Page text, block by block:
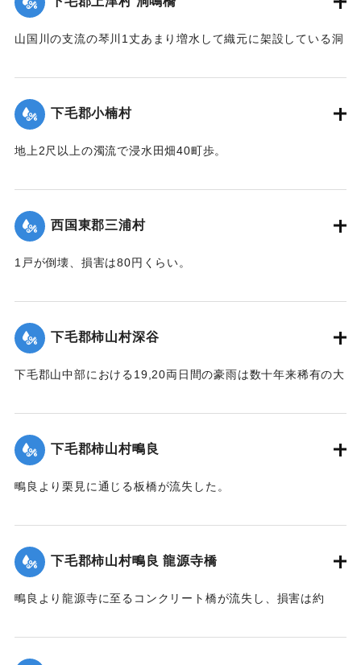
山国川の支流の琴川1丈あまり増水して織元に架設している洞
｜固有コード:
下毛郡小楠村
地上2尺以上の濁流で浸水田畑40町歩。
｜固有コード: 00275071
西国東郡三浦村
1戸が倒壊、損害は80円くらい。
｜固有コード:00275064
下毛郡柿山村深谷
下毛郡山中部における19,20両日間の豪雨は数十年来稀有の大
なった。
【出典：大分新聞 大正12年6月23日朝刊7面】
｜固有コード:00275065
下毛郡柿山村鴫良
鴫良より栗見に通じる板橋が流失した。
｜固有コード:00275066
下毛郡柿山村鴫良 龍源寺橋
鴫良より龍源寺に至るコンクリート橋が流失し、損害は約